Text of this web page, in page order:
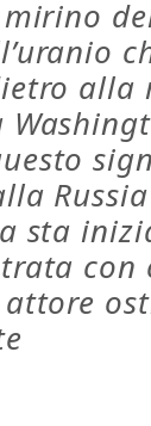
sta
con